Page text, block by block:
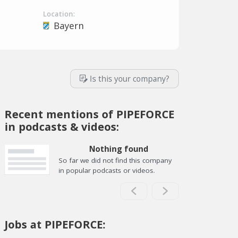
Location:
Bayern
Is this your company?
Recent mentions of PIPEFORCE
in podcasts & videos:
Nothing found
So far we did not find this company
in popular podcasts or videos.
Jobs at PIPEFORCE: